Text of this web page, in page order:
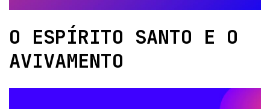
O ESPÍRITO SANTO E O
AVIVAMENTO